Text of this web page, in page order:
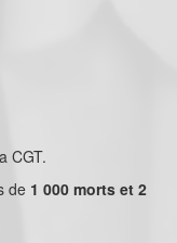
CGT.
de 1 000 morts et 2